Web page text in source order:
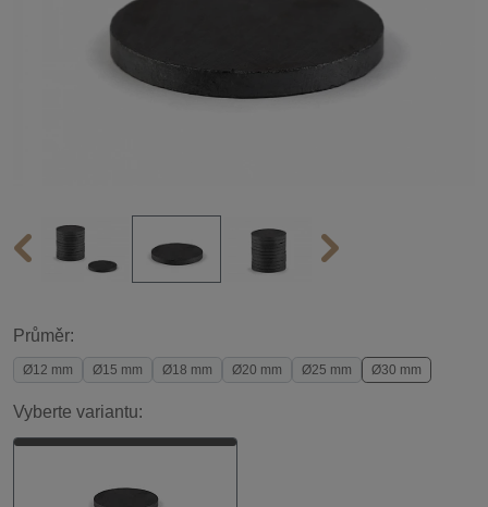
Průměr:
Ø12 mm Ø15 mm Ø18 mm Ø20 mm Ø25 mm Ø30 mm
Vyberte variantu: